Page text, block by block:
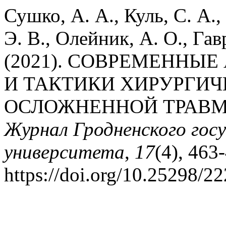
Сушко, А. А., Куль, С.
Э. В., Олейник, А. О.,
(2021).
И ТАКТИКИ
ОСЛОЖНЕННОЙ
Журнал Гродненского
университета, 17(4),
https://doi.org/10.25298/